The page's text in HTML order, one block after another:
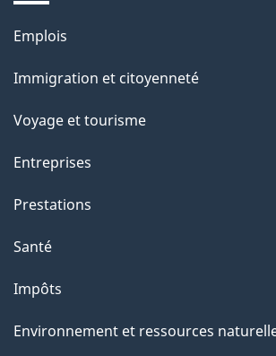
Thèmes
sujets
Emplois
Immigration et citoyenneté
Voyage et tourisme
Entreprises
Prestations
Santé
Impôts
Environnement et ressources